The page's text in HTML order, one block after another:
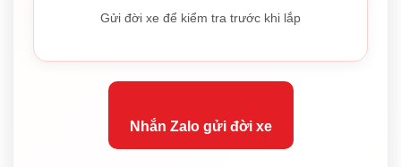
Gửi đời xe để kiểm tra trước khi lắp
Nhắn Zalo gửi đời xe